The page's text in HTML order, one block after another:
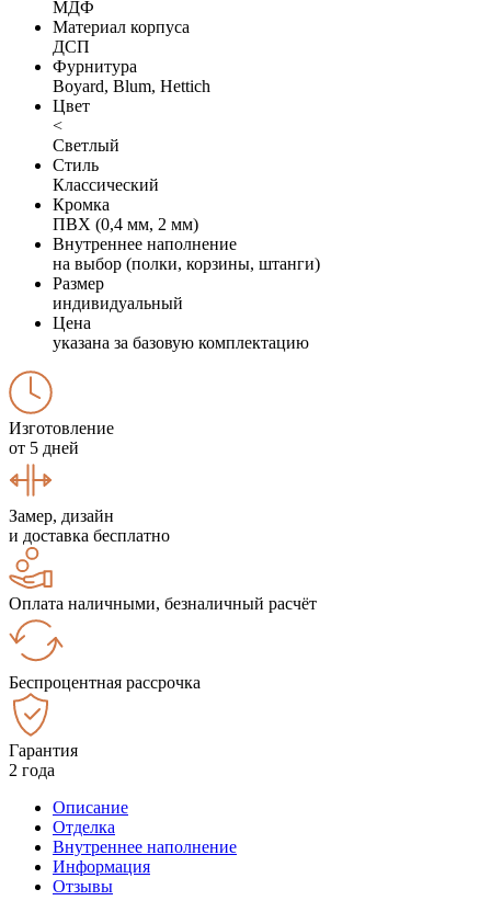
МДФ
Материал корпуса
ДСП
Фурнитура
Boyard, Blum, Hettich
Цвет
<
Светлый
Стиль
Классический
Кромка
ПВХ (0,4 мм, 2 мм)
Внутреннее наполнение
на выбор (полки, корзины, штанги)
Размер
индивидуальный
Цена
указана за базовую комплектацию
Изготовление
от 5 дней
Замер, дизайн
и доставка бесплатно
Оплата наличными, безналичный расчёт
Беспроцентная рассрочка
Гарантия
2 года
Описание
Отделка
Внутреннее наполнение
Информация
Отзывы